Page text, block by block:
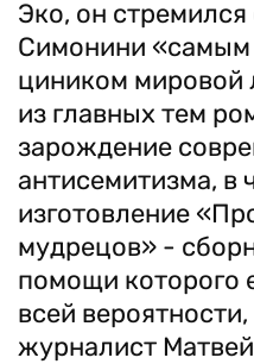
Эко, он стремился
Симонини
циником мировой
из главных тем
зарождение
антисемитизма, в
изготовление
мудрецов» -
помощи которого
всей
журналист